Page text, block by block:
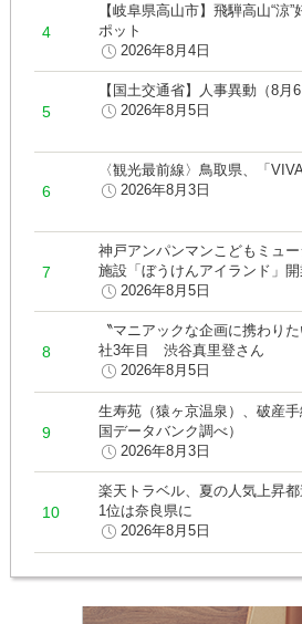
【岐阜県高山市】飛騨高山“涼
ポット
2026年8月4日
【国土交通省】人事異動（8月6
2026年8月5日
〈観光最前線〉鳥取県、「
2026年8月3日
神戸アンパンマンこどもミュ
施設「ぼうけんアイランド」
2026年8月5日
〝マニアックな企画に携わり
社3年目 渋谷真里登さん
2026年8月5日
生寿苑（猿ヶ京温泉）、破産
国データバンク調べ）
2026年8月3日
楽天トラベル、夏の人気上昇
1位は奈良県に
2026年8月5日